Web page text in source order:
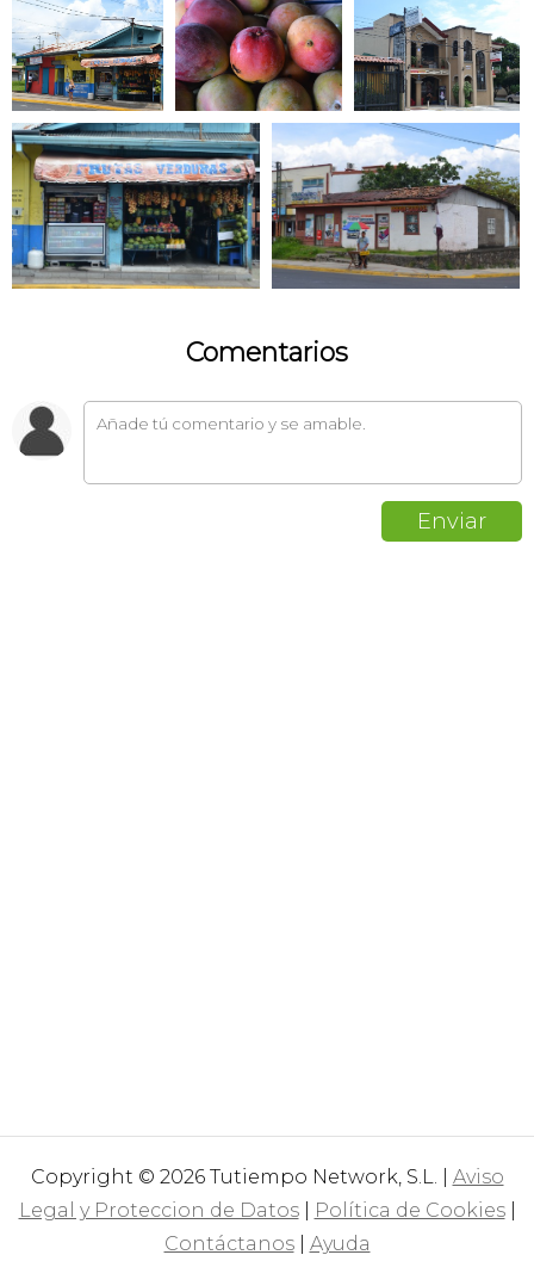
Comentarios
Copyright © 2026 Tutiempo Network, S.L. | Aviso
Legal y Proteccion de Datos| Política de Cookies|
Contáctanos| Ayuda